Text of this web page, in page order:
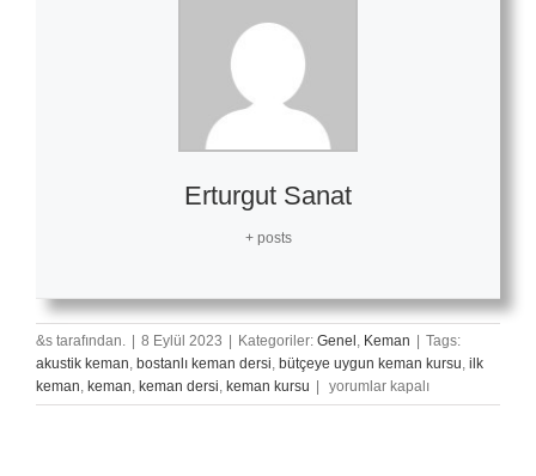
Erturgut Sanat
+ posts
&s tarafından. | 8 Eylül 2023 | Kategoriler: Genel Keman | Tags:
akustik keman bostanlı keman dersi bütçeye uygun keman kursu ilk
keman keman keman dersi keman kursu |
En
Çok
yorumlar kapalı